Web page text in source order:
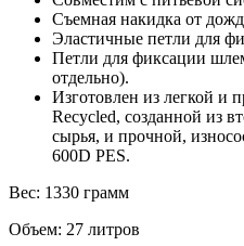
Съемная накидка от
Эластичные петли для
Петли для фиксации
отдельно).
Изготовлен из легкой и
Recycled, созданной из
сырья, и прочной,
600D PES.
Вес: 1330 грамм
Объем: 27 литров